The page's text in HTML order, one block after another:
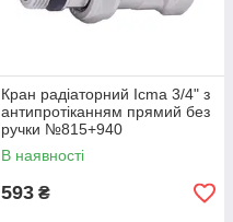
Кран радіаторний Icma 3/4" з
антипротіканням прямий без
ручки №815+940
В наявності
593 ₴